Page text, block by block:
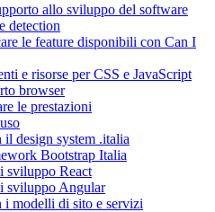
allo sviluppo del software
detection
le feature disponibili con Can I
e risorse per CSS e JavaScript
browser
le prestazioni
design system .italia
Bootstrap Italia
sviluppo React
sviluppo Angular
i modelli di sito e servizi